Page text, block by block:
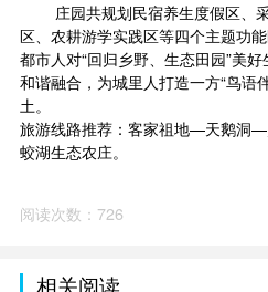
庄园共规划民宿养生度假区、
区、农耕游学实践区等四个主题功
都市人对“回归乡野、生态田园”美
和谐融合，为城里人打造一方“鸟语
土。
旅游线路推荐：客家祖地—天鹅
蛟湖生态农庄。
阅读次数：726
相关阅读